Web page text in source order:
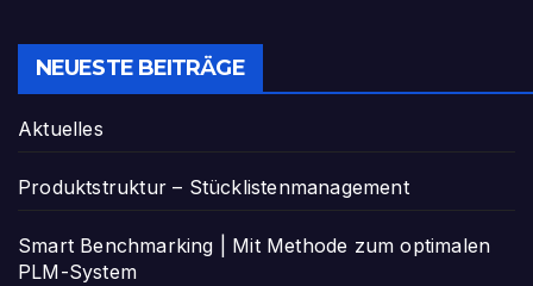
NEUESTE BEITRÄGE
Aktuelles
Produktstruktur – Stücklistenmanagement
Smart Benchmarking | Mit Methode zum optimalen
PLM-System